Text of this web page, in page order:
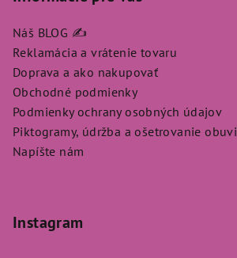
Náš BLOG ✍️
Reklamácia a vrátenie tovaru
Doprava a ako nakupovať
Obchodné podmienky
Podmienky ochrany osobných údajov
Piktogramy, údržba a ošetrovanie obuvi
Napíšte nám
Instagram